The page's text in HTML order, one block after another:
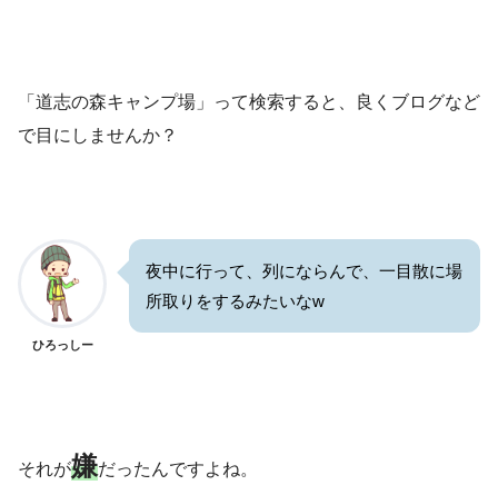
「道志の森キャンプ場」って検索すると、良くブログなど
で目にしませんか？
ひろっしー
夜中に行って、列にならんで、一目散に場
所取りをするみたいなw
それが嫌だったんですよね。